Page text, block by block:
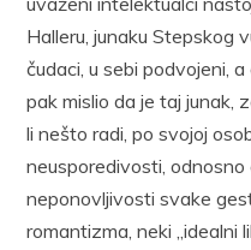
Halleru, junaku Stepskog
čudaci, u sebi podvojeni,
pak mislio da je taj junak,
li nešto radi, po svojoj
neusporedivosti,
neponovljivosti svake
romantizma, neki „idealni